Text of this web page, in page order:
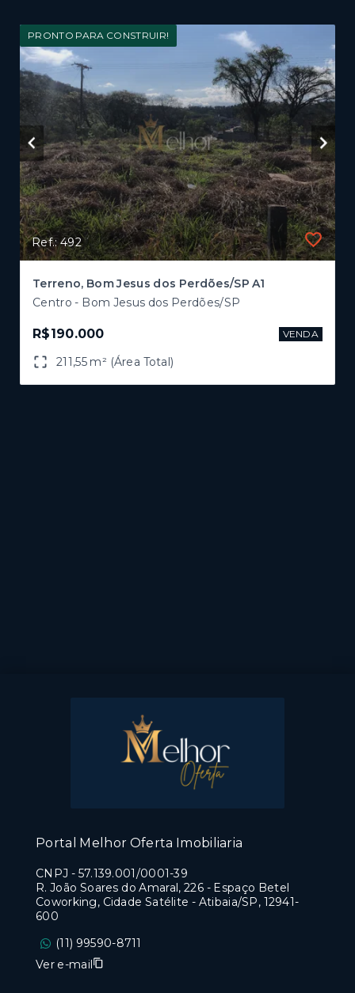
PRONTO PARA CONSTRUIR!
Ref.: 492
Terreno, Bom Jesus dos Perdões/SP A1
Centro - Bom Jesus dos Perdões/SP
R$190.000 VENDA
211,55 m² (Área Total)
Portal Melhor Oferta Imobiliaria
CNPJ - 57.139.001/0001-39
R. João Soares do Amaral, 226 - Espaço Betel
Coworking, Cidade Satélite - Atibaia/SP, 12941-
600
(11) 99590-8711
Ver e-mail